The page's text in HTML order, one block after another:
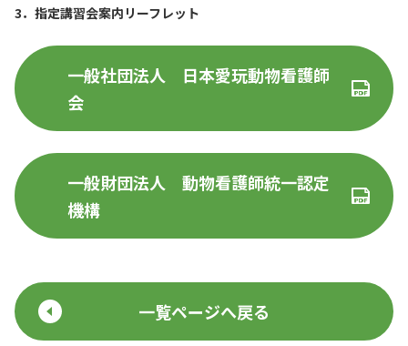
3．指定講習会案内リーフレット
一般社団法人 日本愛玩動物看護師
会
一般財団法人 動物看護師統一認定
機構
一覧ページへ戻る